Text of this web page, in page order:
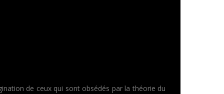
de ceux qui sont obsédés par la théorie du